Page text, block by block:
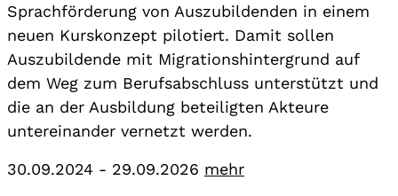
Sprachförderung von Auszubildenden in einem
neuen Kurskonzept pilotiert. Damit sollen
Auszubildende mit Migrationshintergrund auf
dem Weg zum Berufsabschluss unterstützt und
die an der Ausbildung beteiligten Akteure
untereinander vernetzt werden.
30.09.2024 - 29.09.2026 mehr